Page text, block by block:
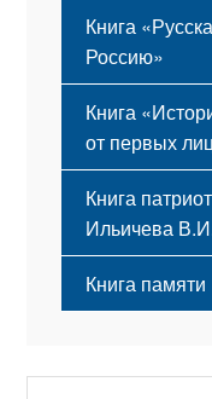
Книга
Россию»
Книга
от первых
Книга
Ильичева
Книга памяти